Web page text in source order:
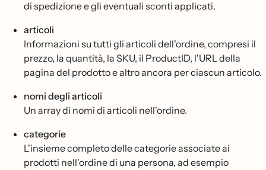
di spedizione e gli eventuali sconti applicati.
articoli
Informazioni su tutti gli articoli dell'ordine, compresi il
prezzo, la quantità, la SKU, il ProductID, l'URL della
pagina del prodotto e altro ancora per ciascun articolo.
nomi degli articoli
Un array di nomi di articoli nell'ordine.
categorie
L'insieme completo delle categorie associate ai
prodotti nell'ordine di una persona, ad esempio